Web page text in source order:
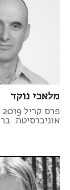
מלאכי נוקד
פרס קריל 2019
אוניברסיטת